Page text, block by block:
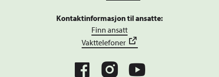
Kontaktinformasjon til ansatte:
Finn ansatt
Vakttelefoner